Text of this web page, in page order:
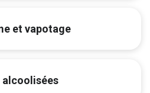
et vapotage
alcoolisées